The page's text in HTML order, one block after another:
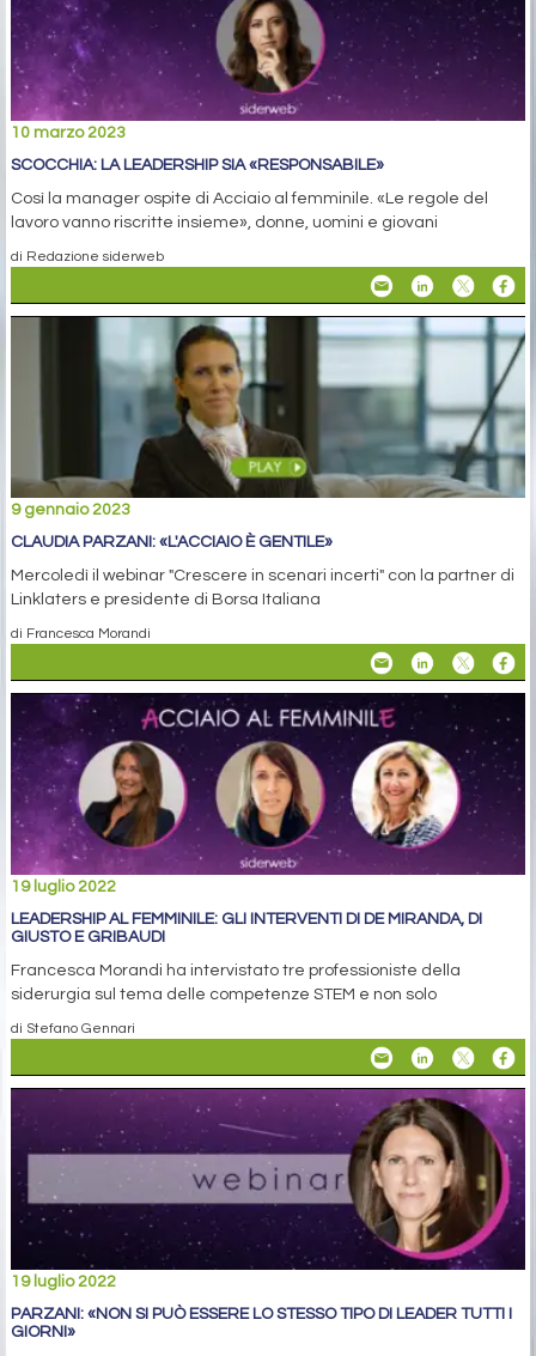
10 marzo 2023
SCOCCHIA: LA LEADERSHIP SIA «RESPONSABILE»
Così la manager ospite di Acciaio al femminile. «Le regole del
lavoro vanno riscritte insieme», donne, uomini e giovani
di Redazione siderweb
9 gennaio 2023
CLAUDIA PARZANI: «L'ACCIAIO È GENTILE»
Mercoledì il webinar "Crescere in scenari incerti" con la partner di
Linklaters e presidente di Borsa Italiana
di Francesca Morandi
19 luglio 2022
LEADERSHIP AL FEMMINILE: GLI INTERVENTI DI DE MIRANDA, DI
GIUSTO E GRIBAUDI
Francesca Morandi ha intervistato tre professioniste della
siderurgia sul tema delle competenze STEM e non solo
di Stefano Gennari
19 luglio 2022
PARZANI: «NON SI PUÒ ESSERE LO STESSO TIPO DI LEADER TUTTI I
GIORNI»